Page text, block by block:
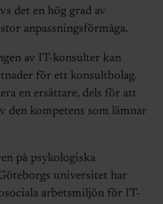
det en hög grad av
anpassningsförmåga.
av IT-konsulter kan
för ett konsultbolag.
en ersättare, dels för att
den kompetens som lämnar
på psykologiska
universitet har
arbetsmiljön för IT-